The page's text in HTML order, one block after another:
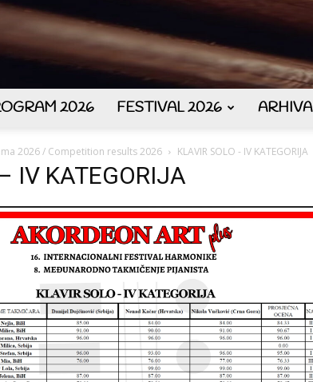
plus
2026 FESTIVAL 2026 ARHIVA
2026 / Competition results 2026 KLAVIR SOLO - IV KATEGORIJA
IV KATEGORIJA